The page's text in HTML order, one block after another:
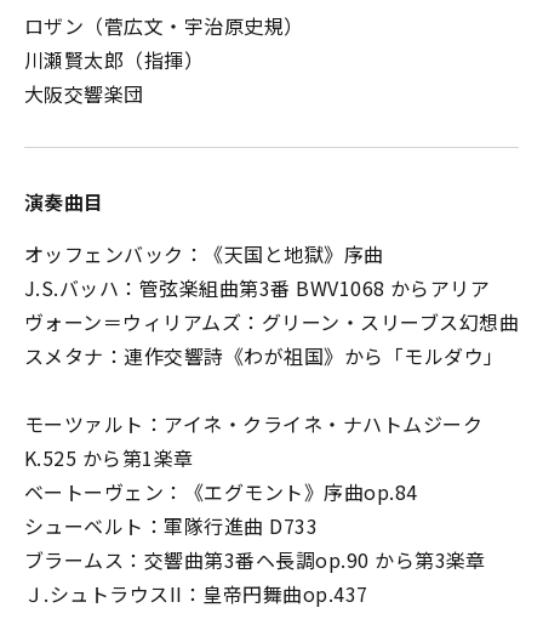
ロザン（菅広文・宇治原史規）
川瀬賢太郎（指揮）
大阪交響楽団
演奏曲目
オッフェンバック：《天国と地獄》序曲
J.S.バッハ：管弦楽組曲第3番 BWV1068 からアリア
ヴォーン＝ウィリアムズ：グリーン・スリーブス幻想曲
スメタナ：連作交響詩《わが祖国》から「モルダウ」
モーツァルト：アイネ・クライネ・ナハトムジーク
K.525 から第1楽章
ベートーヴェン：《エグモント》序曲op.84
シューベルト：軍隊行進曲 D733
ブラームス：交響曲第3番ヘ長調op.90 から第3楽章
Ｊ.シュトラウスII：皇帝円舞曲op.437